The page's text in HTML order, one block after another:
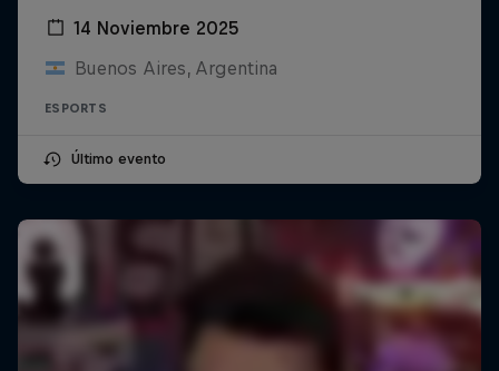
14 Noviembre 2025
Buenos Aires, Argentina
ESPORTS
Último evento